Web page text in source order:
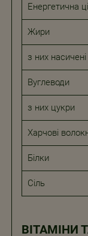
Енергетична
Жири
з них насичені
Вуглеводи
з них цукри
Харчові
Білки
Сіль
ВІТАМІНИ